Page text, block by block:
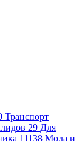
Транспорт
29 Для
11138 Мода и